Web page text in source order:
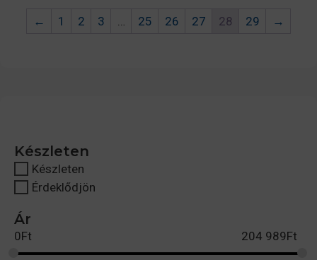
← 1 2 3 25 26 27 28 29 →
Készleten
Készleten
Érdeklődjön
Ár
0Ft 204 989Ft